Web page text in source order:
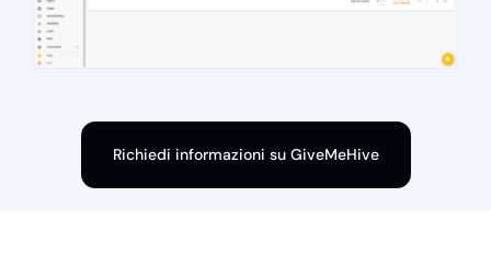
Richiedi informazioni su GiveMeHive